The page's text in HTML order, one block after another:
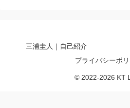
三浦圭人｜自己紹介
プライバシーポ
© 2022-2026 KT